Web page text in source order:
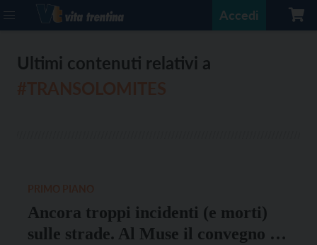
Accedi
Ultimi contenuti relativi a
Ancora troppi incidenti (e morti)
sulle strade. Al Muse il convegno di